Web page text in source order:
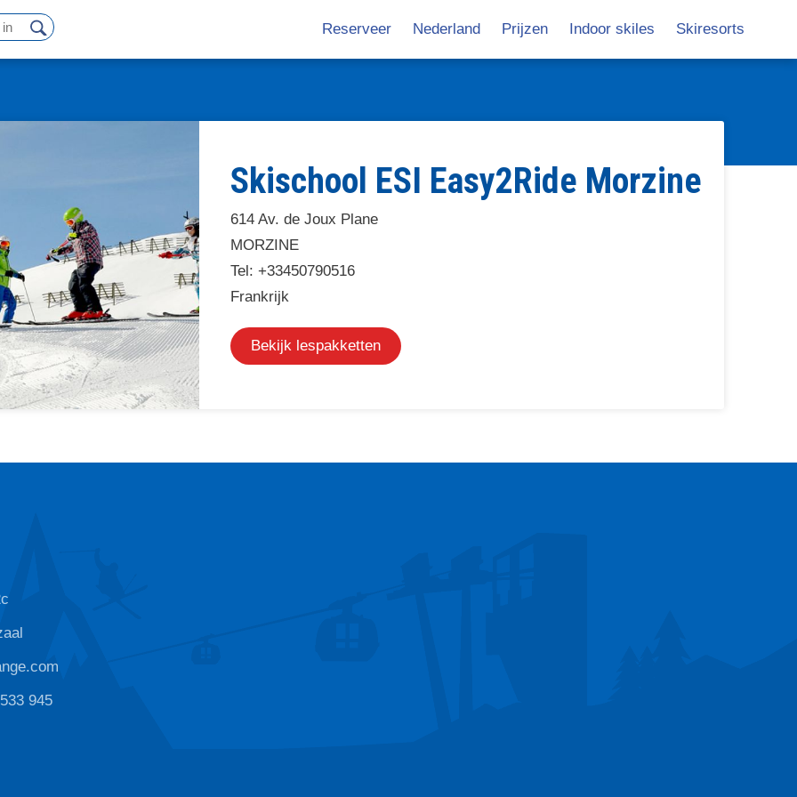
Hoofdnavigatie
Reserveer Nederland Prijzen Indoor skiles Skiresorts
Skischool ESI Easy2Ride Morzine
614 Av. de Joux Plane
MORZINE
Tel: +33450790516
Frankrijk
Bekijk lespakketten
945